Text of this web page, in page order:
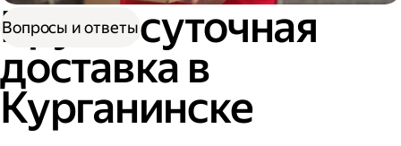
Круглосуточная
доставка в
Курганинске
Вопросы и ответы